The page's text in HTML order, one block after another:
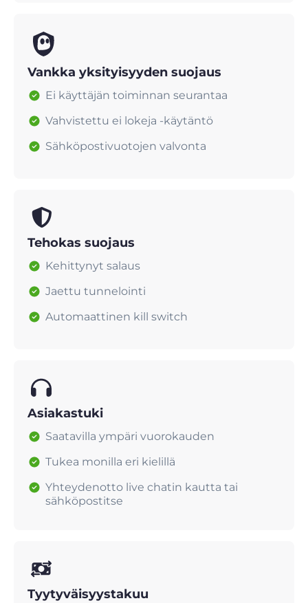
Vankka yksityisyyden suojaus
Ei käyttäjän toiminnan seurantaa
Vahvistettu ei lokeja -käytäntö
Sähköpostivuotojen valvonta
Tehokas suojaus
Kehittynyt salaus
Jaettu tunnelointi
Automaattinen kill switch
Asiakastuki
Saatavilla ympäri vuorokauden
Tukea monilla eri kielillä
Yhteydenotto live chatin kautta tai
sähköpostitse
Tyytyväisyystakuu